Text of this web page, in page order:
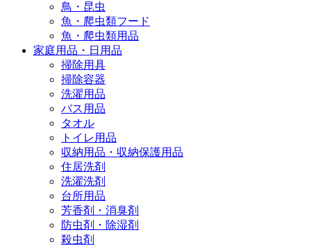
鳥・昆虫
魚・爬虫類フード
魚・爬虫類用品
家庭用品・日用品
掃除用具
掃除容器
洗濯用品
バス用品
タオル
トイレ用品
収納用品・収納保護用品
住居洗剤
洗濯洗剤
台所用品
芳香剤・消臭剤
防虫剤・除湿剤
殺虫剤